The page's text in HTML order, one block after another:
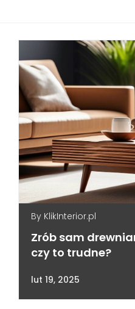
By KlikInterior.pl
Zrób sam
czy to trudne?
lut 19, 2025